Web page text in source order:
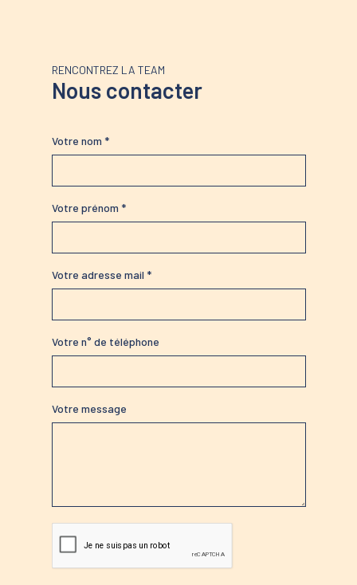
Nous contacter
RENCONTREZ LA TEAM
Votre nom *
Votre prénom *
Votre adresse mail *
Votre n° de téléphone
Votre message